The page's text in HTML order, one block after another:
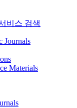
비스 검색
Journals
Materials